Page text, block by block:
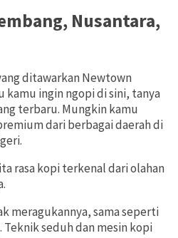
Nusantara,
ditawarkan Newtown
kamu ingin ngopi di sini, tanya
terbaru. Mungkin kamu
dari berbagai daerah di
rasa kopi terkenal dari olahan
meragukannya, sama seperti
seduh dan mesin kopi